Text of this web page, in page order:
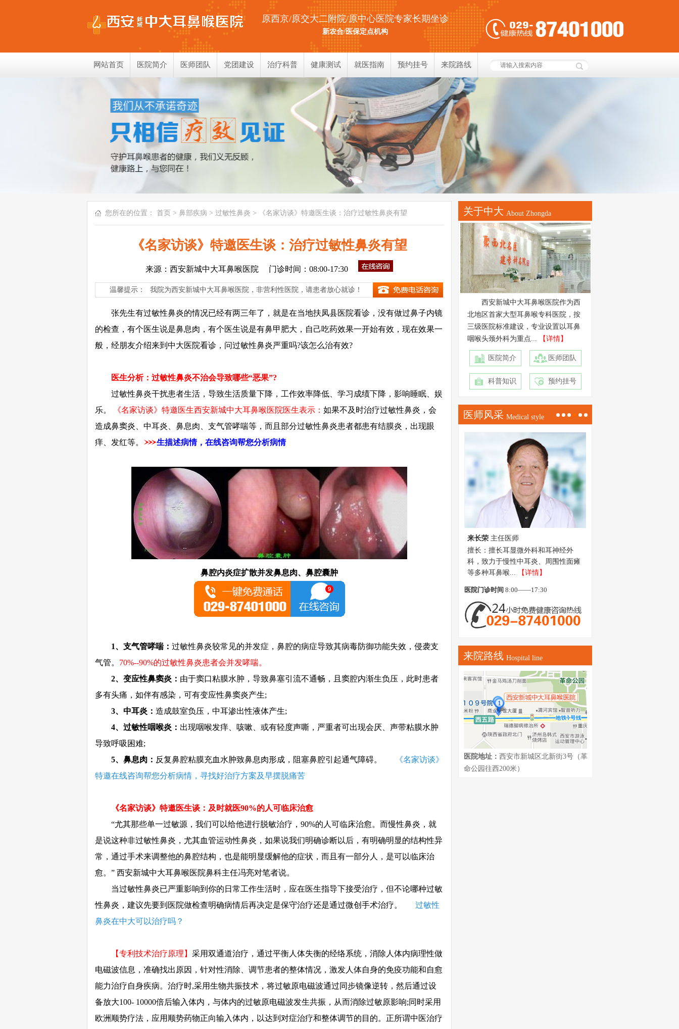
原西京/原交大二附院/原中心医院专家长期坐诊
新农合/医保定点机构
网站首页 医院简介 医师团队 党团建设 治疗科普 健康测试
耳部测试
鼻部测试
喉部测试
就医指南 预约挂号 来院路线
您所在的位置： 首页 > 鼻部疾病 > 过敏性鼻炎 > 《名家访谈》特邀医生谈：治疗过敏性鼻炎有望
《名家访谈》特邀医生谈：治疗过敏性鼻炎有望
来源：西安新城中大耳鼻喉医院 门诊时间：08:00-17:30
温馨提示： 我院为西安新城中大耳鼻喉医院，非营利性医院，请患者放心就诊！
张先生有过敏性鼻炎的情况已经有两三年了，就是在当地扶凤县医院看诊，没有做过鼻子内镜
的检查，有个医生说是鼻息肉，有个医生说是有鼻甲肥大，自己吃药效果一开始有效，现在效果一
般，经朋友介绍来到中大医院看诊，问过敏性鼻炎严重吗?该怎么治有效?
医生分析：过敏性鼻炎不治会导致哪些“恶果”?
过敏性鼻炎干扰患者生活，导致生活质量下降，工作效率降低、学习成绩下降，影响睡眠、娱
乐。
《名家访谈》特邀医生西安新城中大耳鼻喉医院医生表示： 如果不及时治疗过敏性鼻炎，会
造成鼻窦炎、中耳炎、鼻息肉、支气管哮喘等，而且部分过敏性鼻炎患者都患有结膜炎，出现眼
痒、发红等。
生描述病情， 在线咨询帮您分析病情
鼻腔内炎症扩散并发鼻息肉、鼻腔囊肿
1、支气管哮喘： 过敏性鼻炎较常见的并发症，鼻腔的病症导致其病毒防御功能失效，侵袭支
气管。 70%--90%的过敏性鼻炎患者会并发哮喘。
2、变应性鼻窦炎： 由于窦口粘膜水肿，导致鼻塞引流不通畅，且窦腔内渐生负压，此时患者
多有头痛，如伴有感染，可有变应性鼻窦炎产生;
3、中耳炎： 造成鼓室负压，中耳渗出性液体产生;
4、过敏性咽喉炎： 出现咽喉发痒、咳嗽、或有轻度声嘶，严重者可出现会厌、声带粘膜水肿
导致呼吸困难;
5、鼻息肉： 反复鼻腔粘膜充血水肿致鼻息肉形成，阻塞鼻腔引起通气障碍。
《名家访谈》
特邀在线咨询帮您分析病情，寻找好治疗方案及早摆脱痛苦
《名家访谈》特邀医生谈：及时就医90%的人可临床治愈
“尤其那些单一过敏源，我们可以给他进行脱敏治疗，90%的人可临床治愈。而慢性鼻炎，就
是说这种非过敏性鼻炎，尤其血管运动性鼻炎，如果说我们明确诊断以后，有明确明显的结构性异
常，通过手术来调整他的鼻腔结构，也是能明显缓解他的症状，而且有一部分人，是可以临床治
愈。” 西安新城中大耳鼻喉医院鼻科主任冯亮对笔者说。
当过敏性鼻炎已严重影响到你的日常工作生活时，应在医生指导下接受治疗，但不论哪种过敏
性鼻炎，建议先要到医院做检查明确病情后再决定是保守治疗还是通过微创手术治疗。
过敏性
鼻炎在中大可以治疗吗？
【专利技术治疗原理】 采用双通道治疗，通过平衡人体失衡的经络系统，消除人体内病理性做
电磁波信息，准确找出原因，针对性消除、调节患者的整体情况，激发人体自身的免疫功能和自愈
能力治疗自身疾病。治疗时,采用生物共振技术，将过敏原电磁波通过同步镜像逆转，然后通过设
备放大100- 10000倍后输入体内，与体内的过敏原电磁波发生共振，从而消除过敏原影响;同时采用
欧洲顺势疗法，应用顺势药物正向输入体内，以达到对症治疗和整体调节的目的。正所谓中医治疗
关于中大 About Zhongda
西安新城中大耳鼻喉医院作为西
北地区首家大型耳鼻喉专科医院，按
三级医院标准建设，专业设置以耳鼻
咽喉头颈外科为重点...
【详情】
医院简介 医师团队
科普知识 预约挂号
医师风采 Medical style
来长荣 主任医师
擅长：擅长耳显微外科和耳神经外
科，致力于慢性中耳炎、周围性面瘫
等多种耳鼻喉...
【详情】
医院门诊时间 8:00——17:30
来院路线 Hospital line
医院地址： 西安市新城区北新街3号（革
命公园往西200米）